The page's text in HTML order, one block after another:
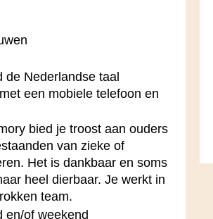
de Nederlandse taal
een mobiele telefoon en
bied je troost aan ouders
van zieke of
Het is dankbaar en soms
heel dierbaar. Je werkt in
team.
en/of weekend